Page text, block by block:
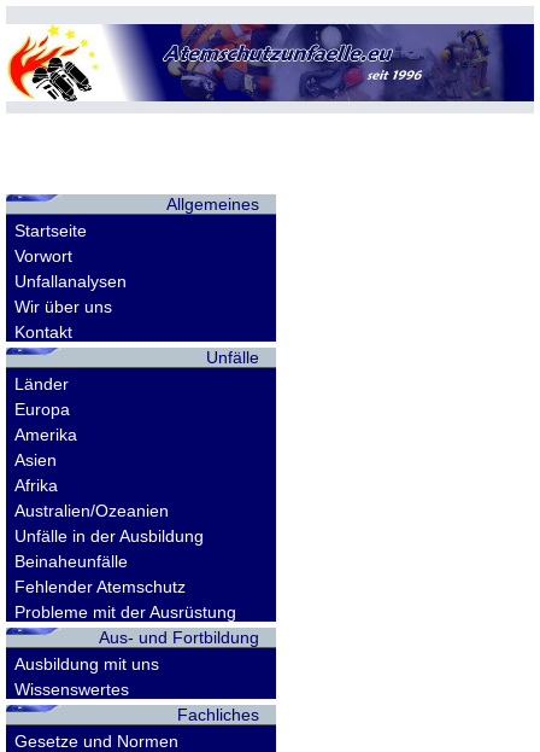
Allgemeines
Startseite
Vorwort
Unfallanalysen
Wir über uns
Kontakt
Unfälle
Länder
Europa
Amerika
Asien
Afrika
Australien/Ozeanien
Unfälle in der Ausbildung
Beinaheunfälle
Fehlender Atemschutz
Probleme mit der Ausrüstung
Aus- und Fortbildung
Ausbildung mit uns
Wissenswertes
Fachliches
Gesetze und Normen